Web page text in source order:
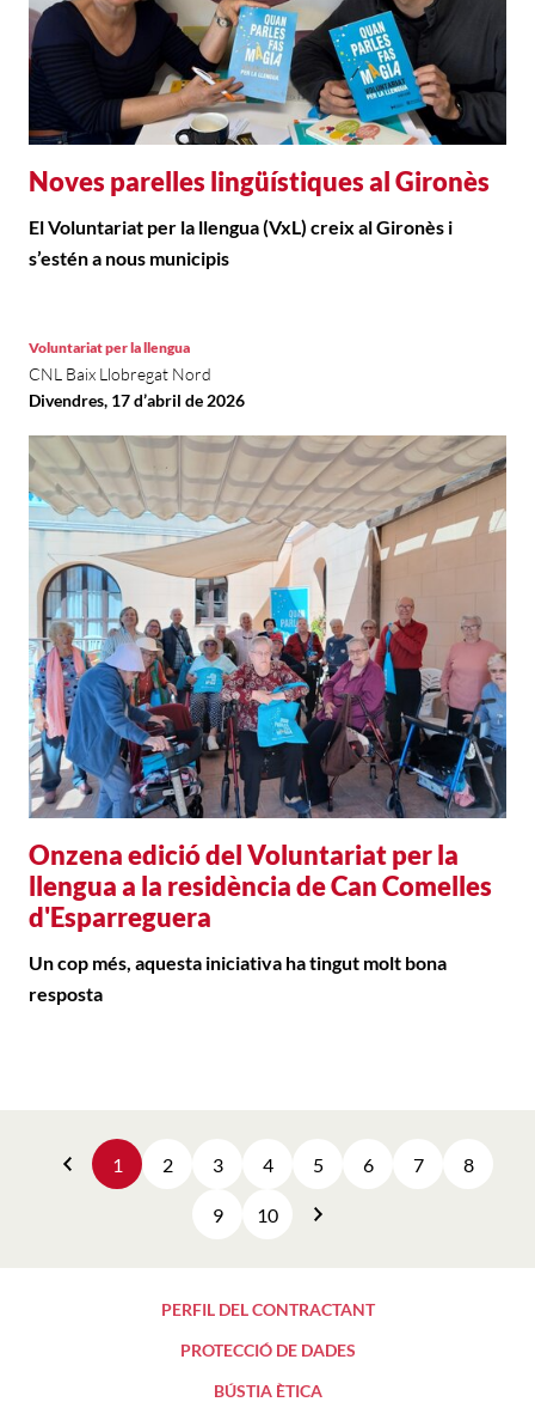
Noves parelles lingüístiques al Gironès
El Voluntariat per la llengua (VxL) creix al Gironès i
s’estén a nous municipis
Onzena edició del Voluntariat per la
llengua a la residència de Can Comelles
d'Esparreguera
Voluntariat per la llengua
CNL Baix Llobregat Nord
Divendres, 17 d’abril de 2026
Un cop més, aquesta iniciativa ha tingut molt bona
resposta
Anterior
1 2 3 4 5 6 7 8
9 10
PERFIL DEL CONTRACTANT
PROTECCIÓ DE DADES
BÚSTIA ÈTICA